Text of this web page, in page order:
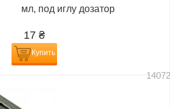
мл, под иглу дозатор
17 ₴
Купить